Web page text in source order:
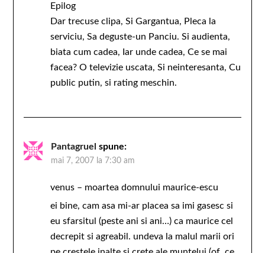
Epilog
Dar trecuse clipa, Si Gargantua, Pleca la
serviciu, Sa deguste-un Panciu. Si audienta,
biata cum cadea, Iar unde cadea, Ce se mai
facea? O televizie uscata, Si neinteresanta, Cu
public putin, si rating meschin.
Pantagruel spune:
mai 7, 2007 la 7:30 am
venus – moartea domnului maurice-escu
ei bine, cam asa mi-ar placea sa imi gasesc si
eu sfarsitul (peste ani si ani…) ca maurice cel
decrepit si agreabil. undeva la malul marii ori